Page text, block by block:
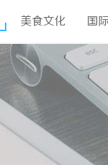
美食文化 国